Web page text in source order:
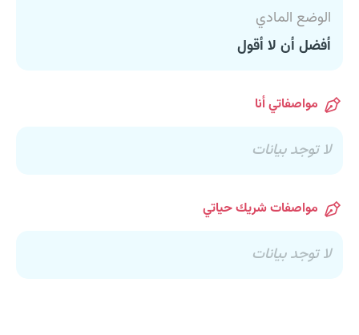
الوضع المادي
أفضل أن لا أقول
مواصفاتي أنا
لا توجد بيانات
مواصفات شريك حياتي
لا توجد بيانات